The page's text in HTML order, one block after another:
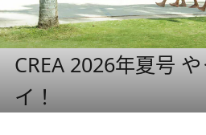
CREA 2026年夏号
イ！